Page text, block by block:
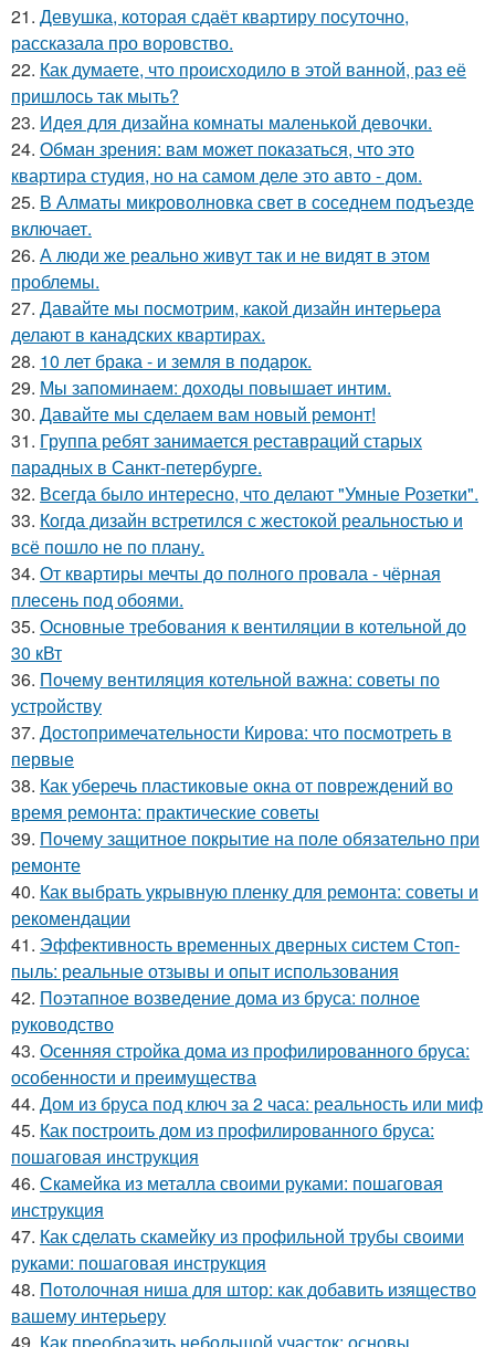
21. Девушка, которая сдаёт квартиру посуточно,
рассказала про воровство.
22. Как думаете, что происходило в этой ванной, раз её
пришлось так мыть?
23. Идея для дизайна комнаты маленькой девочки.
24. Обман зрения: вам может показаться, что это
квартира студия, но на самом деле это авто - дом.
25. В Алматы микроволновка свет в соседнем подъезде
включает.
26. А люди же реально живут так и не видят в этом
проблемы.
27. Давайте мы посмотрим, какой дизайн интерьера
делают в канадских квартирах.
28. 10 лет брака - и земля в подарок.
29. Мы запоминаем: доходы повышает интим.
30. Давайте мы сделаем вам новый ремонт!
31. Группа ребят занимается реставраций старых
парадных в Санкт-петербурге.
32. Всегда было интересно, что делают "Умные Розетки".
33. Когда дизайн встретился с жестокой реальностью и
всё пошло не по плану.
34. От квартиры мечты до полного провала - чёрная
плесень под обоями.
35. Основные требования к вентиляции в котельной до
30 кВт
36. Почему вентиляция котельной важна: советы по
устройству
37. Достопримечательности Кирова: что посмотреть в
первые
38. Как уберечь пластиковые окна от повреждений во
время ремонта: практические советы
39. Почему защитное покрытие на поле обязательно при
ремонте
40. Как выбрать укрывную пленку для ремонта: советы и
рекомендации
41. Эффективность временных дверных систем Стоп-
пыль: реальные отзывы и опыт использования
42. Поэтапное возведение дома из бруса: полное
руководство
43. Осенняя стройка дома из профилированного бруса:
особенности и преимущества
44. Дом из бруса под ключ за 2 часа: реальность или миф
45. Как построить дом из профилированного бруса:
пошаговая инструкция
46. Скамейка из металла своими руками: пошаговая
инструкция
47. Как сделать скамейку из профильной трубы своими
руками: пошаговая инструкция
48. Потолочная ниша для штор: как добавить изящество
вашему интерьеру